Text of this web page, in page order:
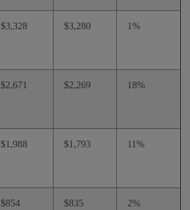
$3,328 $3,280 1%
$2,671 $2,269 18%
$1,988 $1,793 11%
$854 $835 2%